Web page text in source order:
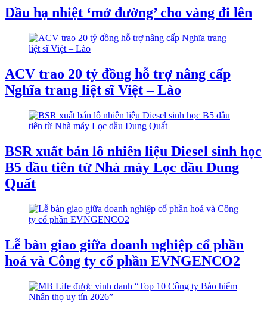
Dầu hạ nhiệt ‘mở đường’ cho vàng đi lên
ACV trao 20 tỷ đồng hỗ trợ nâng cấp
Nghĩa trang liệt sĩ Việt – Lào
BSR xuất bán lô nhiên liệu Diesel sinh học
B5 đầu tiên từ Nhà máy Lọc dầu Dung
Quất
Lễ bàn giao giữa doanh nghiệp cổ phần
hoá và Công ty cổ phần EVNGENCO2